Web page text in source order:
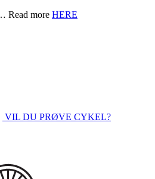
Read more HERE
VIL DU PRØVE CYKEL?